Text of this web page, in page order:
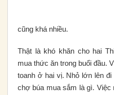
cũng khá nhiều.
Thật là khó khăn cho hai
mua thức ăn trong buổi đầu.
toanh ở hai vị. Nhỏ lớn lên
chợ búa mua sắm là gì.